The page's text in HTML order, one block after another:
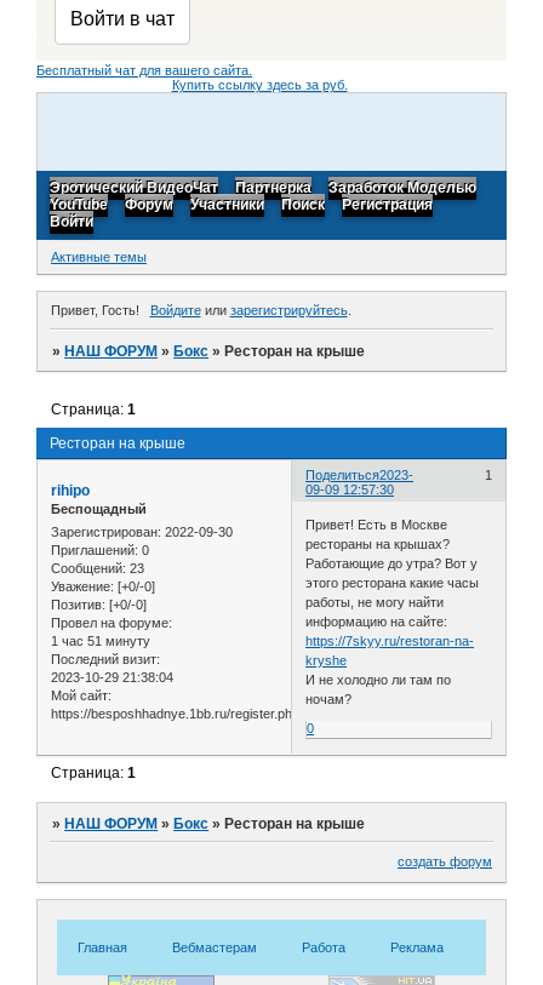
Бесплатный чат для вашего сайта.
Купить ссылку здесь за руб.
Эротический ВидеоЧат Партнерка
Заработок Моделью
YouTube
Форум Участники Поиск
Регистрация
Войти
Активные темы
Привет, Гость! Войдитеили зарегистрируйтесь.
»НАШ ФОРУМ »Бокс »Ресторан на крыше
Ресторан на крыше
Страница:1
Поделиться 1
2023-
09-09 12:57:30
rihipo
Беспощадный
Зарегистрирован: 2022-09-30
Приглашений: 0
Сообщений: 23
Уважение: [+0/-0]
Позитив: [+0/-0]
Провел на форуме:
1 час 51 минуту
Последний визит:
2023-10-29 21:38:04
Мой сайт:
https://besposhhadnye.1bb.ru/register.php
Привет! Есть в Москве
рестораны на крышах?
Работающие до утра? Вот у
этого ресторана какие часы
работы, не могу найти
информацию на сайте:
https://7skyy.ru/restoran-na-
kryshe
И не холодно ли там по
ночам?
0
Страница:1
»НАШ ФОРУМ »Бокс »Ресторан на крыше
создать форум
Главная Вебмастерам Работа Реклама